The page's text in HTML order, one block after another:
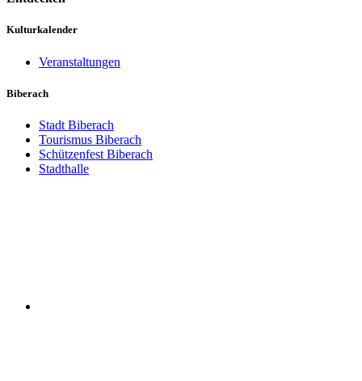
Kulturkalender
Veranstaltungen
Biberach
Stadt Biberach
Tourismus Biberach
Schützenfest Biberach
Stadthalle